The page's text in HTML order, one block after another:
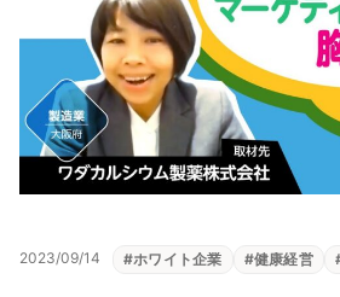
2023/09/14 #ホワイト企業 #健康経営